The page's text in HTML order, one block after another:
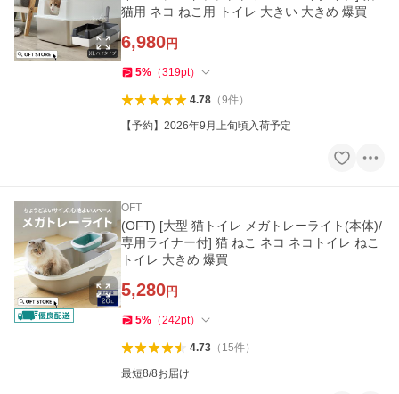
猫用 ネコ ねこ用 トイレ 大きい 大きめ 爆買
6,980円
5% （319pt）
4.78（9件）
【予約】2026年9月上旬頃入荷予定
OFT
(OFT) [大型 猫トイレ メガトレーライト(本体)/
専用ライナー付] 猫 ねこ ネコ ネコトイレ ねこ
トイレ 大きめ 爆買
5,280円
5% （242pt）
4.73（ 15件）
最短8/8お届け